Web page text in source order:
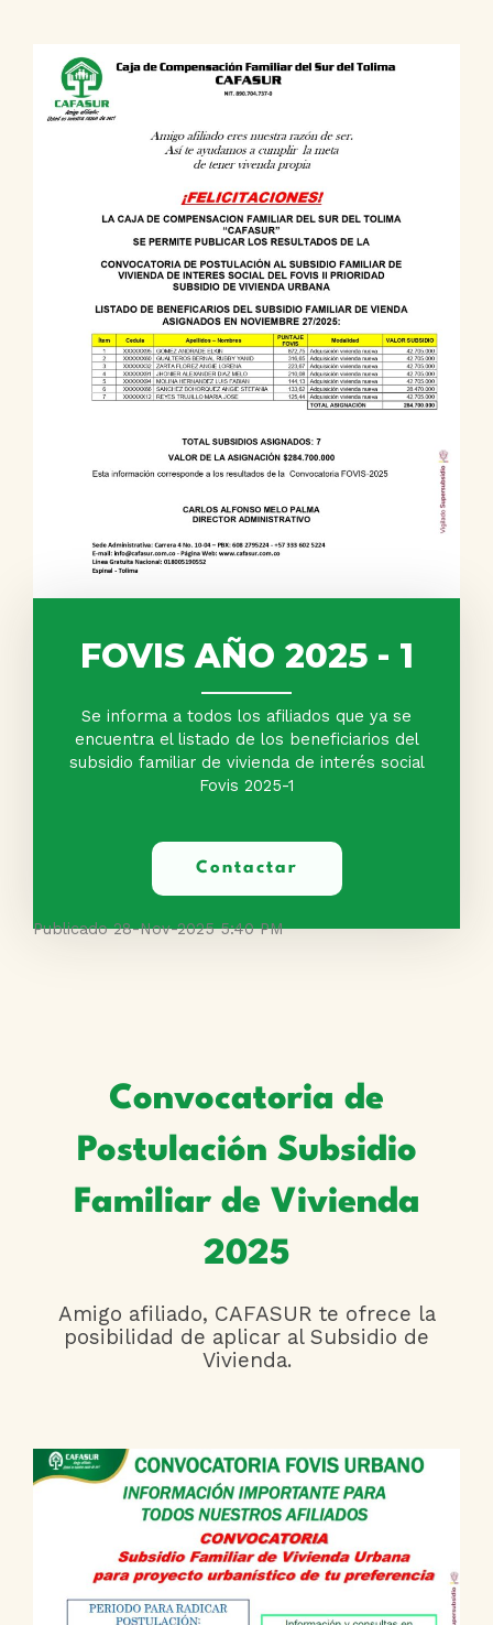
FOVIS AÑO 2025 - 1
Se informa a todos los afiliados que ya se
encuentra el listado de los beneficiarios del
subsidio familiar de vivienda de interés social
Fovis 2025-1
Contactar
Publicado 28-Nov-2025 5:40 PM
Convocatoria de
Postulación Subsidio
Familiar de Vivienda
2025
Amigo afiliado, CAFASUR te ofrece la
posibilidad de aplicar al Subsidio de
Vivienda.